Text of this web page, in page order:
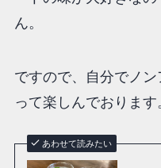
ん。
ですので、自分でノ
って楽しんでおります
あわせて読みたい